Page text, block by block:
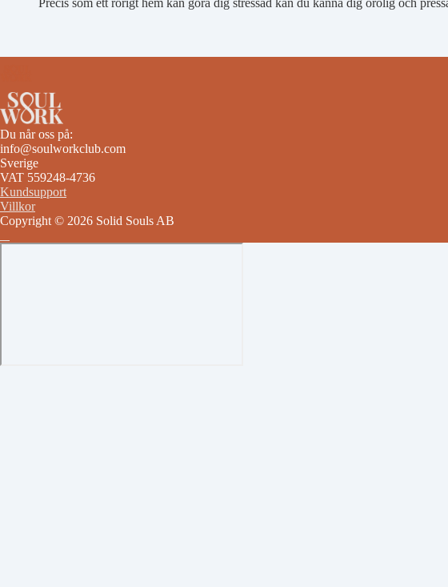
Du når oss på:
info@soulworkclub.com
Sverige
VAT 559248-4736
Kundsupport
Villkor
Copyright © 2026 Solid Souls AB